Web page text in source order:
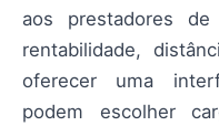
aos prestadores
rentabilidade,
oferecer uma
podem escolher